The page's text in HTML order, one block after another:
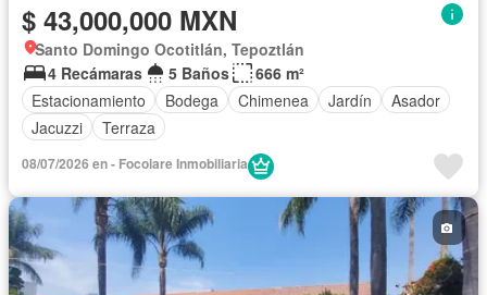
$ 43,000,000 MXN
Santo Domingo Ocotitlán, Tepoztlán
4 Recámaras
5 Baños
666 m²
Estacionamiento
Bodega Chimenea Jardín
Asador
Jacuzzi
Terraza
08/07/2026 en - Focolare Inmobiliaria